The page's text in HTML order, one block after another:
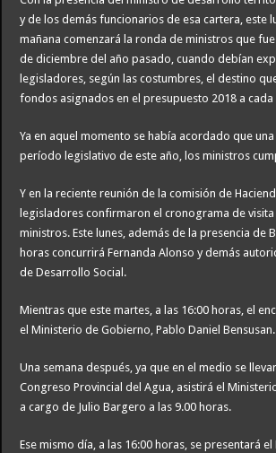
y de los demás funcionarios de esa cartera, este
mañana comenzará la ronda de ministros que
de diciembre del año pasado, cuando debían
legisladores, según las costumbres, el destino
fondos asignados en el presupuesto 2018 a cada
Ya en aquel momento se había acordado que una
período legislativo de este año, los ministros
Y en la reciente reunión de la comisión de
legisladores confirmaron el cronograma de
ministros. Este lunes, además de la presencia de
horas concurrirá Fernanda Alonso y demás
de Desarrollo Social.
Mientras que este martes, a las 16:00 horas, el
el Ministerio de Gobierno, Pablo Daniel Bensusan.
Una semana después, ya que en el medio se
Congreso Provincial del Agua, asistirá el
a cargo de Julio Bargero a las 9.00 horas.
Ese mismo día, a las 16:00 horas, se presentará